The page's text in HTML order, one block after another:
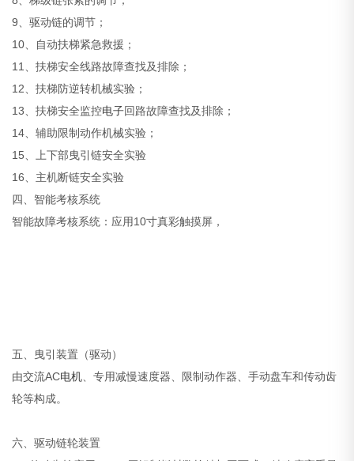
9、驱动链的调节；
10、自动扶梯紧急救援；
11、扶梯安全线路故障查找及排除；
12、扶梯防逆转机械实验；
13、扶梯安全监控电子回路故障查找及排除；
14、辅助限制动作机械实验；
15、上下部曳引链安全实验
16、主机断链安全实验
四、智能考核系统
智能故障考核系统：应用10寸真彩触摸屏，
五、曳引装置（驱动）
由交流AC电机、专用减慢速度器、限制动作器、手动盘车和传动齿
轮等构成。
六、驱动链轮装置